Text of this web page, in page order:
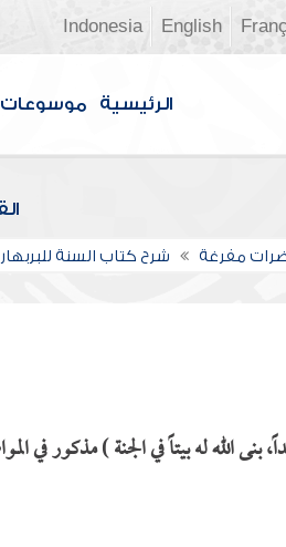
English
Indonesia
الرئيسية موسوعات
مفرغة شرح كتاب السنة
الله له بيتاً في الجنة ) مذكور في